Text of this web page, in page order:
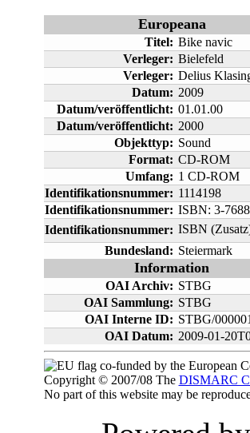
Europeana
Titel: Bike navic
Verleger: Bielefeld
Verleger: Delius
Datum: 2009
Datum/veröffentlicht: 01.01.00
Datum/veröffentlicht: 2000
Objekttyp: Sound
Format: CD-ROM
Umfang: 1 CD-ROM
Identifikationsnummer: 1114198
Identifikationsnummer: ISBN: 3-
Identifikationsnummer: ISBN
Bundesland: Steiermark
Information
OAI Archiv: STBG
OAI Sammlung: STBG
OAI Interne ID: STBG/
OAI Datum: 2009-01-
co-funded by the European
Copyright © 2007/08 The DISMARC
No part of this website may be